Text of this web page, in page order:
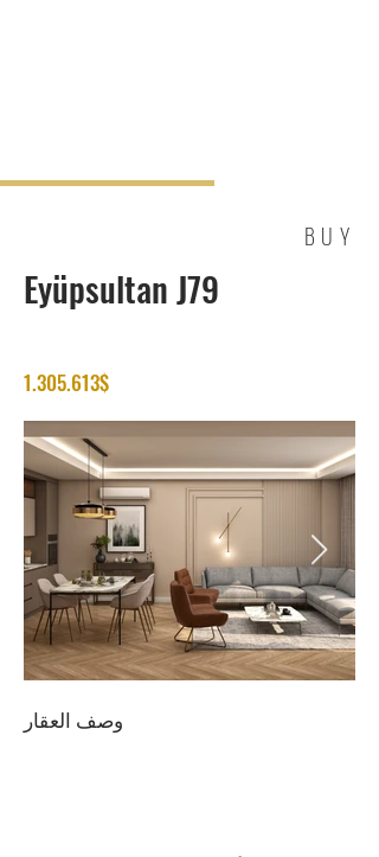
BUY
Eyüpsultan J79
1.305.613$
وصف العقار